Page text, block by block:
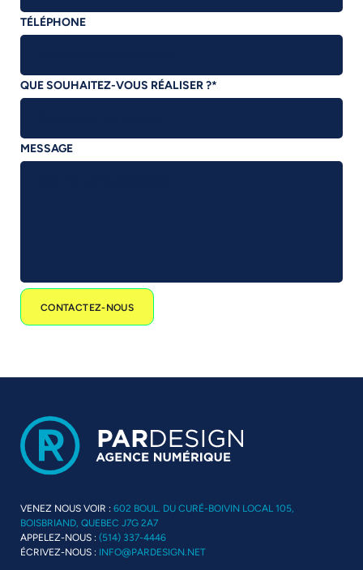
TÉLÉPHONE
QUE SOUHAITEZ-VOUS RÉALISER ?*
MESSAGE
CONTACTEZ-NOUS
VENEZ NOUS VOIR : 602 BOUL. DU CURÉ-BOIVIN LOCAL 105,
BOISBRIAND, QUEBEC J7G 2A7
APPELEZ-NOUS : (514) 337-4446
ÉCRIVEZ-NOUS : INFO@PARDESIGN.NET